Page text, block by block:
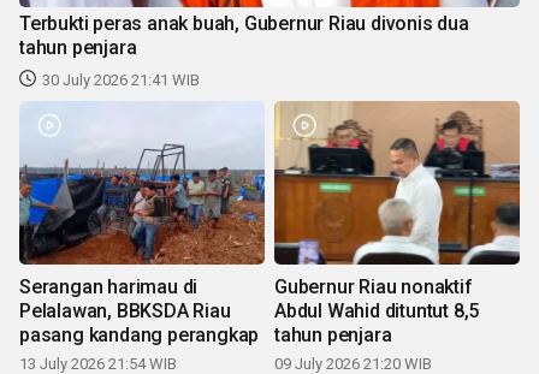
Terbukti peras anak buah, Gubernur Riau divonis dua
tahun penjara
30 July 2026 21:41 WIB
Serangan harimau di
Pelalawan, BBKSDA Riau
pasang kandang perangkap
13 July 2026 21:54 WIB
Gubernur Riau nonaktif
Abdul Wahid dituntut 8,5
tahun penjara
09 July 2026 21:20 WIB